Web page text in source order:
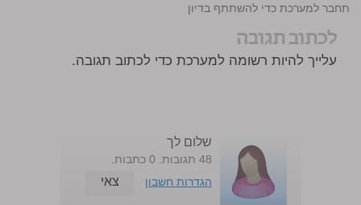
התחבר למערכת כדי להשתתף בדיון
לכתוב תגובה
עלייך להיות רשומה למערכת כדי לכתוב תגובה.
שלום לך
48 תגובות. 0 כתבות.
הגדרות חשבון
צאי